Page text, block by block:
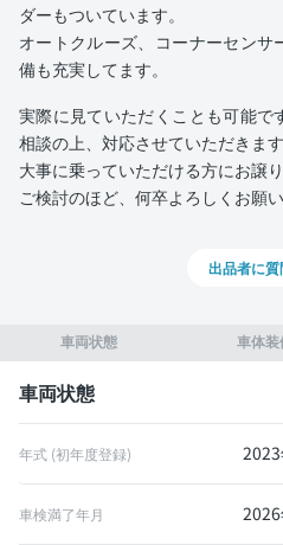
車両状態 車体装
車両状態
年式 (初年度登録)
車検満了年月
ダーもついています。
オートクルーズ、コーナーセン
備も充実してます。
実際に見ていただくことも可能
相談の上、対応させていただきます
大事に乗っていただける方にお譲
ご検討のほど、何卒よろしくお願い
出品者に質